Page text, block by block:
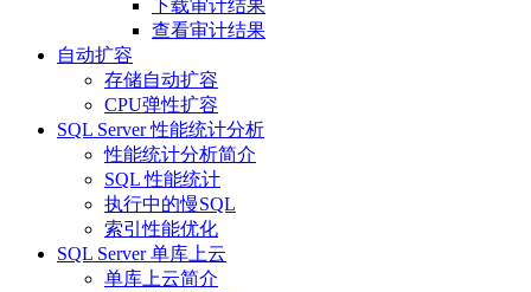
下载审计结果
查看审计结果
自动扩容
存储自动扩容
CPU弹性扩容
SQL Server 性能统计分析
性能统计分析简介
SQL 性能统计
执行中的慢SQL
索引性能优化
SQL Server 单库上云
单库上云简介